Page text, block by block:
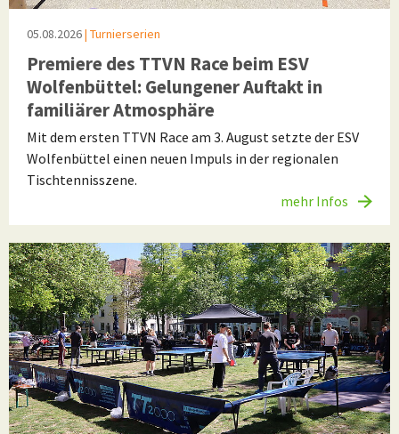
05.08.2026| Turnierserien
Premiere des TTVN Race beim ESV
Wolfenbüttel: Gelungener Auftakt in
familiärer Atmosphäre
Mit dem ersten TTVN Race am 3. August setzte der ESV
Wolfenbüttel einen neuen Impuls in der regionalen
Tischtennisszene.
mehr Infos